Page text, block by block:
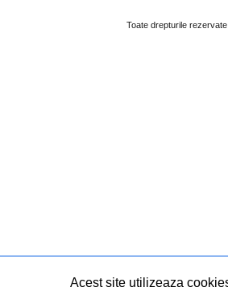
Toate drepturile rezervate
Acest site utilizeaza